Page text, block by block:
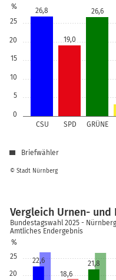
0
5
10
15
20
25
%
CSU SPD GRÜNE
26,8
19,0
26,6
© Stadt Nürnberg
Briefwähler
20
25
%
22,6
18,6
21,8
Vergleich Urnen-
Bundestagswahl 2025 -
Amtliches Endergebnis